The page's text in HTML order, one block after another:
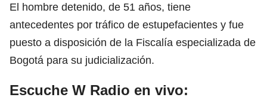
El hombre detenido, de 51 años, tiene
antecedentes por tráfico de estupefacientes y fue
puesto a disposición de la Fiscalía especializada de
Bogotá para su judicialización.
Escuche W Radio en vivo: